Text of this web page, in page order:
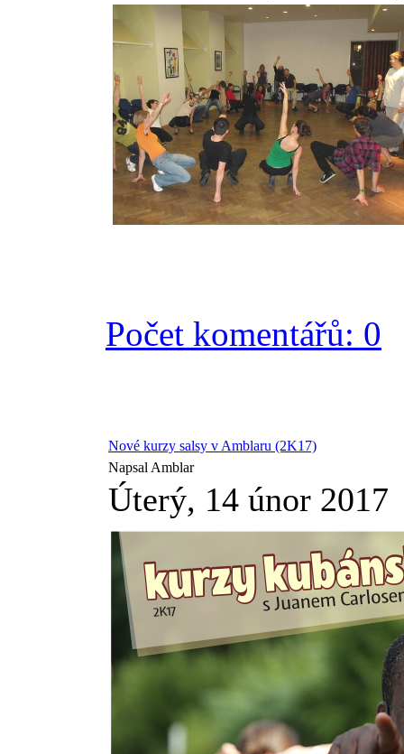
Počet komentářů: 0
Nové kurzy salsy v Amblaru (2K17)
Napsal Amblar
Úterý, 14 únor 2017